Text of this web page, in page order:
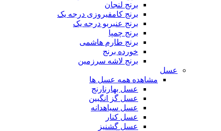
برنج لنجان
برنج کامفیروزی درجه یک
برنج عنبربو درجه یک
برنج چمپا
برنج طارم هاشمی
خورده برنج
برنج لاشه سرزمین
عسل
مشاهده همه عسل ها
عسل بهارنارنج
عسل گز انگبین
عسل سیاهدانه
عسل کنار
عسل گشنیز